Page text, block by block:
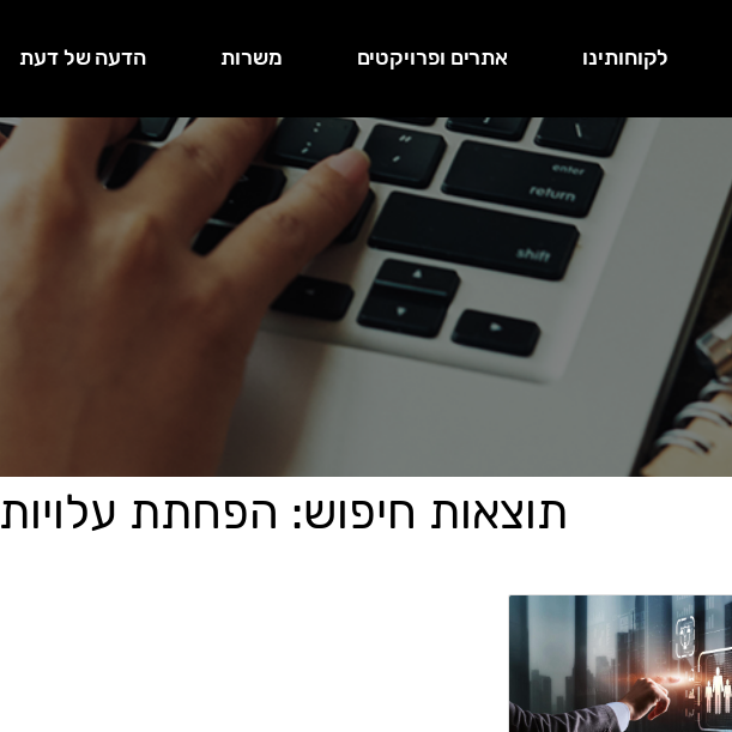
לקוחותינו אתרים ופרויקטים משרות הדעה של דעת
תוצאות חיפוש: הפחתת עלויות